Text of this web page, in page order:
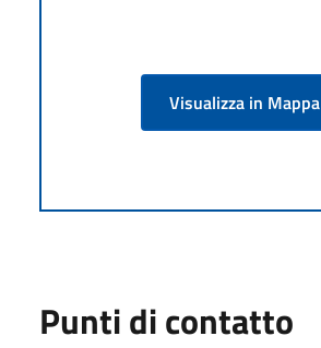
Visualizza in Mappa
Punti di contatto